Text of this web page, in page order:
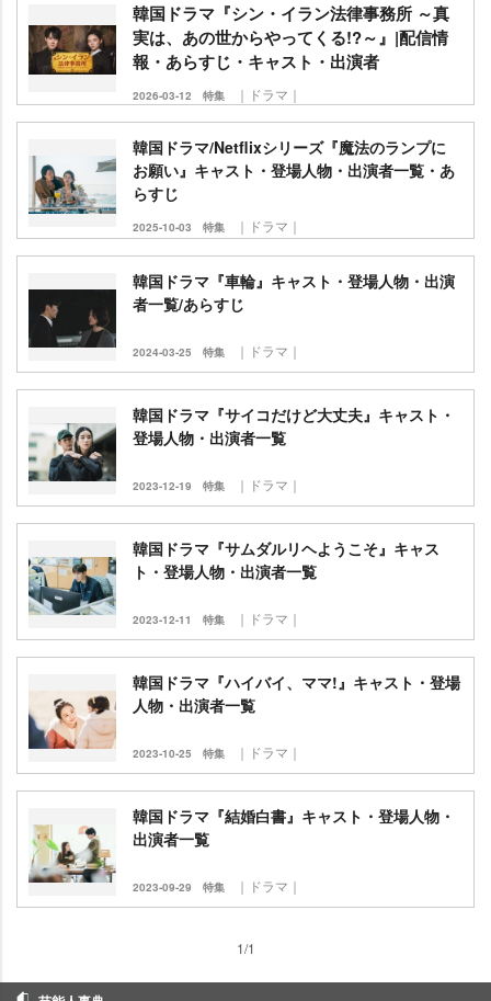
韓国ドラマ『シン・イラン法律事務所 ～真
実は、あの世からやってくる!?～』|配信情
報・あらすじ・キャスト・出演者
2026-03-12 特集 ｜ドラマ｜
韓国ドラマ/Netflixシリーズ『魔法のランプに
お願い』キャスト・登場人物・出演者一覧・あ
らすじ
2025-10-03 特集 ｜ドラマ｜
韓国ドラマ『車輪』キャスト・登場人物・出演
者一覧/あらすじ
2024-03-25 特集 ｜ドラマ｜
韓国ドラマ『サイコだけど大丈夫』キャスト・
登場人物・出演者一覧
2023-12-19 特集 ｜ドラマ｜
韓国ドラマ『サムダルリヘようこそ』キャス
ト・登場人物・出演者一覧
2023-12-11 特集 ｜ドラマ｜
韓国ドラマ『ハイバイ、ママ!』キャスト・登場
人物・出演者一覧
2023-10-25 特集 ｜ドラマ｜
韓国ドラマ『結婚白書』キャスト・登場人物・
出演者一覧
2023-09-29 特集 ｜ドラマ｜
1/1